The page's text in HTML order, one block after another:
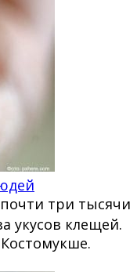
три тысячи
укусов клещей.